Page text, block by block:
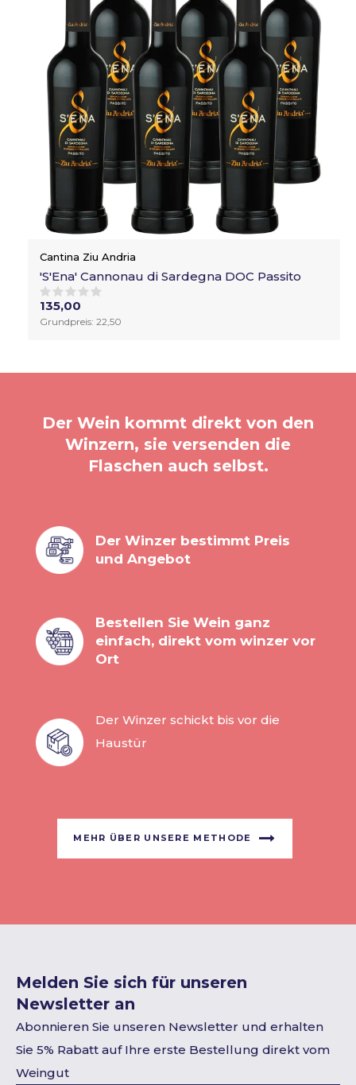
Cantina Ziu Andria
'S'Ena' Cannonau di Sardegna DOC Passito
135,00
Grundpreis: 22,50
Der Wein kommt direkt von den
Winzern, sie versenden die
Flaschen auch selbst.
Der Winzer bestimmt Preis
und Angebot
Bestellen Sie Wein ganz
einfach, direkt vom winzer vor
Ort
Der Winzer schickt bis vor die
Haustür
MEHR ÜBER UNSERE METHODE
Melden Sie sich für unseren
Newsletter an
Abonnieren Sie unseren Newsletter und erhalten
Sie 5% Rabatt auf Ihre erste Bestellung direkt vom
Weingut